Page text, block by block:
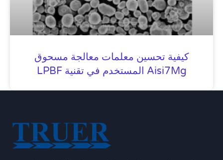
كيفية تحسين معلمات معالجة مسحوق
Aisi7Mg المستخدم في تقنية LPBF